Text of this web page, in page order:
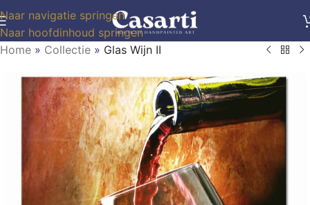
Naar navigatie springen
Naar hoofdinhoud springen
Home » Collectie » Glas Wijn II